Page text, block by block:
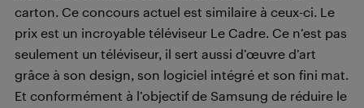
carton. Ce concours actuel est similaire à ceux-ci. Le
prix est un incroyable téléviseur Le Cadre. Ce n’est pas
seulement un téléviseur, il sert aussi d’œuvre d’art
grâce à son design, son logiciel intégré et son fini mat.
Et conformément à l’objectif de Samsung de réduire le